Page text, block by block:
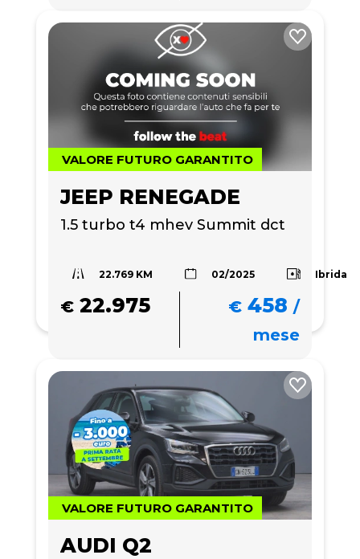
VALORE FUTURO GARANTITO
JEEP RENEGADE
1.5 turbo t4 mhev Summit dct
22.769 KM 02/2025 Ibrida
€ 22.975 € 458 /
mese
VALORE FUTURO GARANTITO
AUDI Q2